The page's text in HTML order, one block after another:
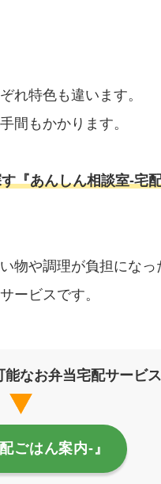
れ特色も違います。
間もかかります。
『あんしん相談室‐宅
物や調理が負担になっ
ービスです。
なお弁当宅配サービ
ごはん案内‐』